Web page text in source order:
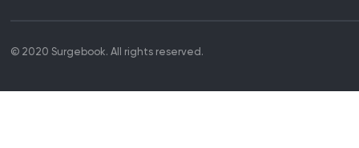
© 2020 Surgebook. All rights reserved.